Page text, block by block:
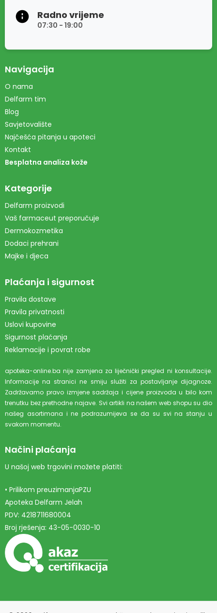
Radno vrijeme
07:30 - 19:00
Navigacija
O nama
Delfarm tim
Blog
Savjetovalište
Najčešća pitanja u apoteci
Kontakt
Besplatna analiza kože
Kategorije
Delfarm proizvodi
Vaš farmaceut preporučuje
Dermokozmetika
Dodaci prehrani
Majke i djeca
Plaćanja i sigurnost
Pravila dostave
Pravila privatnosti
Uslovi kupovine
Sigurnost plaćanja
Reklamacije i povrat robe
apoteka-online.ba nije zamjena za liječnički pregled ni konsultacije.
Informacije na stranici ne smiju služiti za postavljanje dijagnoze.
Zadržavamo pravo izmjene sadržaja i cijene proizvoda u bilo kom
trenutku bez prethodne najave. Svi artikli na našem web shopu su dio
našeg asortimana i ne podrazumijeva se da su svi na stanju u
svakom momentu.
Načini plaćanja
U našoj web trgovini možete platiti:
• Prilikom preuzimanjaPZU
Apoteka Delfarm Jelah
PDV: 4218711680004
Broj rješenja: 43-05-0030-10